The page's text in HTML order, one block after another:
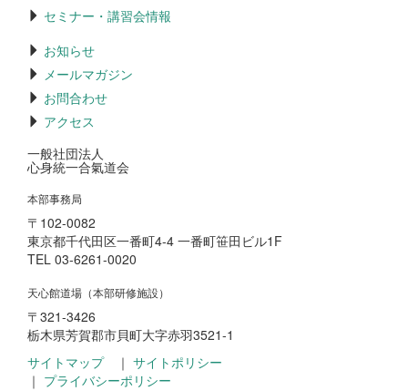
セミナー・講習会情報
お知らせ
メールマガジン
お問合わせ
アクセス
一般社団法人
心身統一合氣道会
本部事務局
〒102-0082
東京都千代田区一番町4-4 一番町笹田ビル1F
TEL 03-6261-0020
天心館道場（本部研修施設）
〒321-3426
栃木県芳賀郡市貝町大字赤羽3521-1
サイトマップ
｜ サイトポリシー
｜ プライバシーポリシー